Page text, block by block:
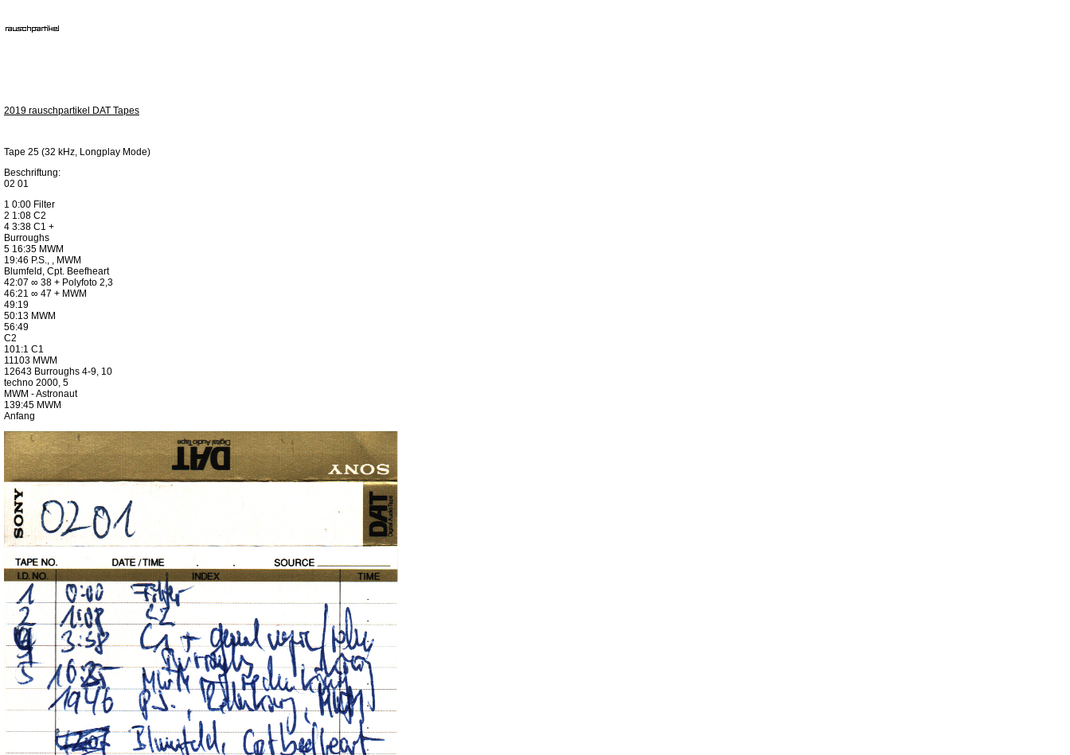
2019 rauschpartikel DAT Tapes
Tape 25 (32 kHz, Longplay Mode)
Beschriftung:
02 01
1 0:00 Filter
2 1:08 C2
4 3:38 C1 +
Burroughs
5 16:35 MWM
19:46 P.S., , MWM
Blumfeld, Cpt. Beefheart
42:07 ∞ 38 + Polyfoto 2,3
46:21 ∞ 47 + MWM
49:19
50:13 MWM
56:49
C2
101:1 C1
11103 MWM
12643 Burroughs 4-9, 10
techno 2000, 5
MWM - Astronaut
139:45 MWM
Anfang